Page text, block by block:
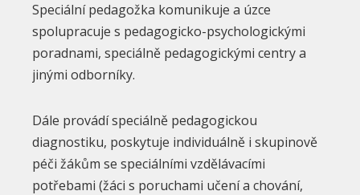
Speciální pedagožka komunikuje a úzce
spolupracuje s pedagogicko-psychologickými
poradnami, speciálně pedagogickými centry a
jinými odborníky.
Dále provádí speciálně pedagogickou
diagnostiku, poskytuje individuálně i skupinově
péči žákům se speciálními vzdělávacími
potřebami (žáci s poruchami učení a chování,